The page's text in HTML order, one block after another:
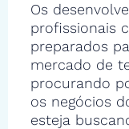
Os
profissionais
preparados
mercado de
procurando
os negócios
esteja